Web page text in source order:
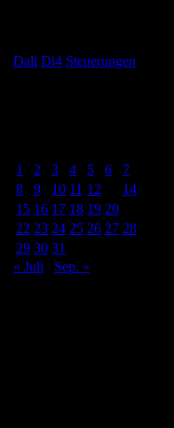
Dali Di4 Steuerungen
1
2 3 4 5 6
7
8
9 10 11 12
14
15 16 17 18 19 20
22 23 24 25 26 27 28
29 30 31
« Juli
Sep. »